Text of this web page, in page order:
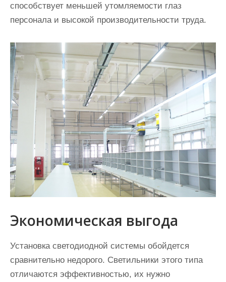
способствует меньшей утомляемости глаз
персонала и высокой производительности труда.
Экономическая выгода
Установка светодиодной системы обойдется
сравнительно недорого. Светильники этого типа
отличаются эффективностью, их нужно